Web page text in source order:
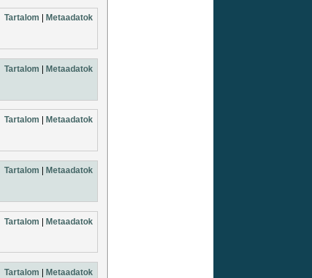
Tartalom Metaadatok
Tartalom | Metaadatok
Tartalom Metaadatok
Tartalom Metaadatok
Tartalom | Metaadatok
Tartalom | Metaadatok